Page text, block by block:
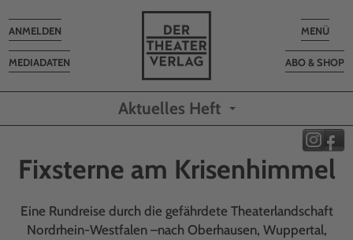
Toggle
MENÜ
ABO & SHOP
MEDIADATEN
Toggle
navigation
ANMELDEN
Aktuelles Heft
Fixsterne am Krisenhimmel
Eine Rundreise durch die gefährdete Theaterlandschaft
Nordrhein-Westfalen –nach Oberhausen, Wuppertal,